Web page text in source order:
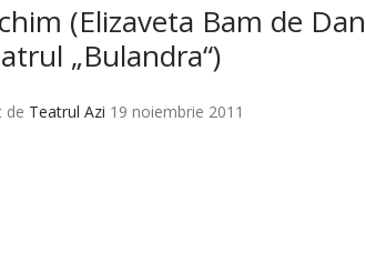
(Elizaveta Bam de
„Bulandra“)
de Teatrul Azi 19 noiembrie 2011